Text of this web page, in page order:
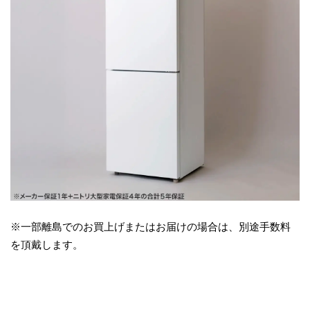
※一部離島でのお買上げまたはお届けの場合は、別途手数料
を頂戴します。